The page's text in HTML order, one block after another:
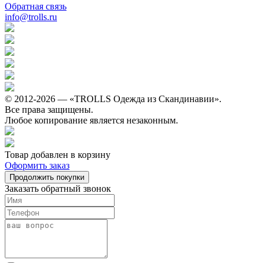
Обратная связь
info@trolls.ru
© 2012-2026 — «TROLLS Одежда из Скандинавии».
Все права защищены.
Любое копирование является незаконным.
Товар добавлен в корзину
Оформить заказ
Продолжить покупки
Заказать обратный звонок